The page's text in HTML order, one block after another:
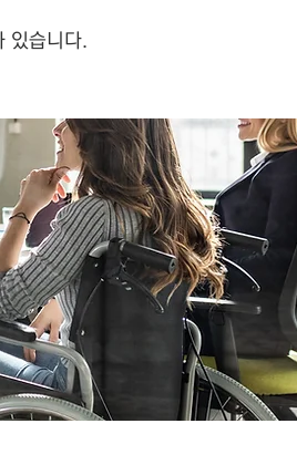
있습니다.